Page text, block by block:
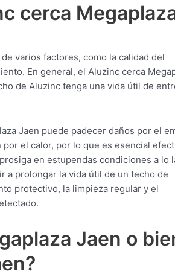
cerca
varios factores, como la calidad del
En general, el Aluzinc cerca
de Aluzinc tenga una vida útil de
Jaen puede padecer daños por el
el calor, por lo que es esencial
en estupendas condiciones a lo
a prolongar la vida útil de un techo de
protectivo, la limpieza regular y el
Jaen o